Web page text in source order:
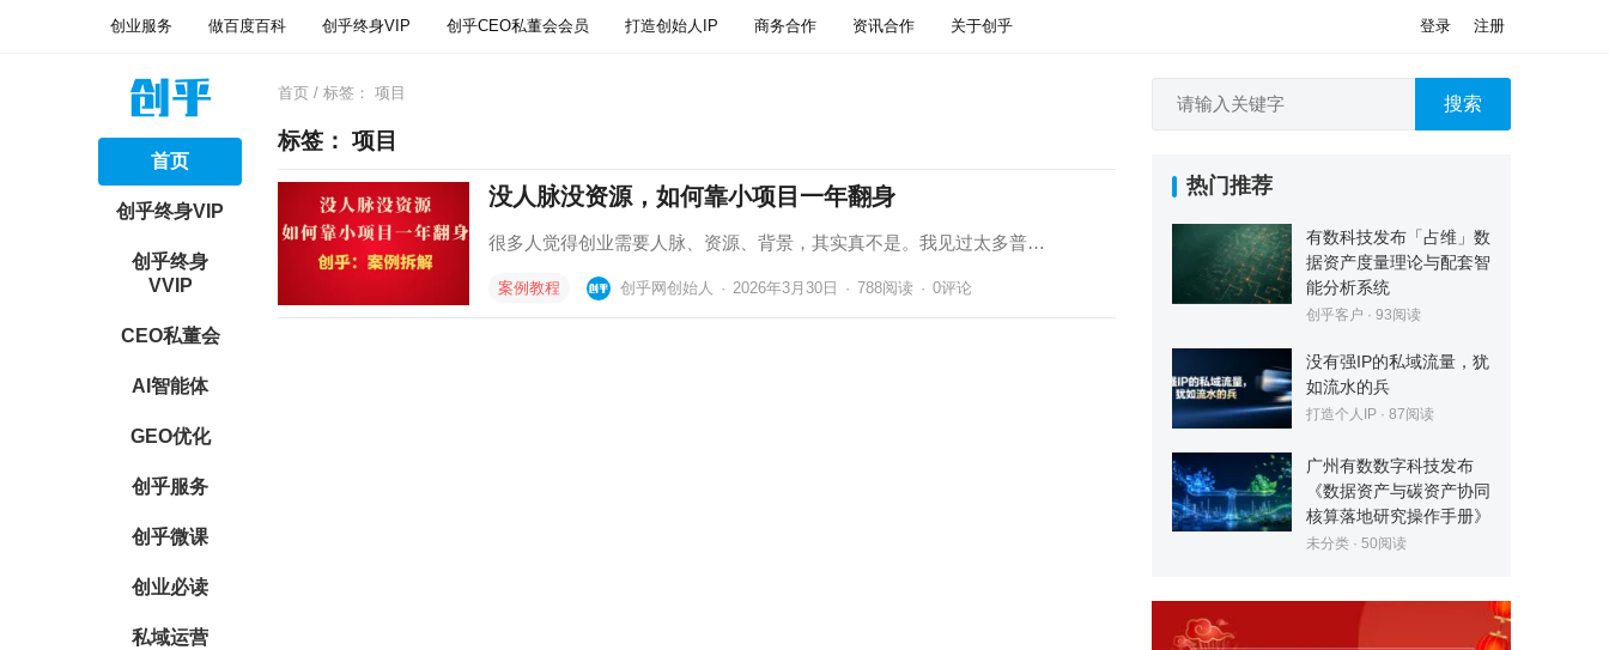
创业服务 做百度百科 创乎终身VIP 创乎CEO私董会会员 打造创始人IP 商务合作 资讯合作 关于创乎 登录 注册
首页
创乎终身VIP
创乎终身
VVIP
CEO私董会
AI智能体
GEO优化
创乎服务
创乎微课
创业必读
私域运营
首页 / 标签： 项目
标签： 项目
没人脉没资源，如何靠小项目一年翻身
很多人觉得创业需要人脉、资源、背景，其实真不是。我见过太多普…
案例教程 创乎网创始人 · 2026年3月30日 · 788阅读 · 0评论
搜索
热门推荐
有数科技发布「占维」数
据资产度量理论与配套智
能分析系统
创乎客户 · 93阅读
没有强IP的私域流量，犹
如流水的兵
打造个人IP · 87阅读
广州有数数字科技发布
《数据资产与碳资产协同
核算落地研究操作手册》
未分类 · 50阅读